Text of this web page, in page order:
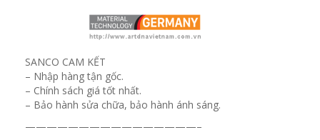
SANCO CAM KẾT
– Nhập hàng tận gốc.
– Chính sách giá tốt nhất.
– Bảo hành sửa chữa, bảo hành ánh sáng.
————————————————–